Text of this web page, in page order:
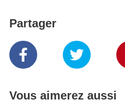
Partager
Vous aimerez aussi